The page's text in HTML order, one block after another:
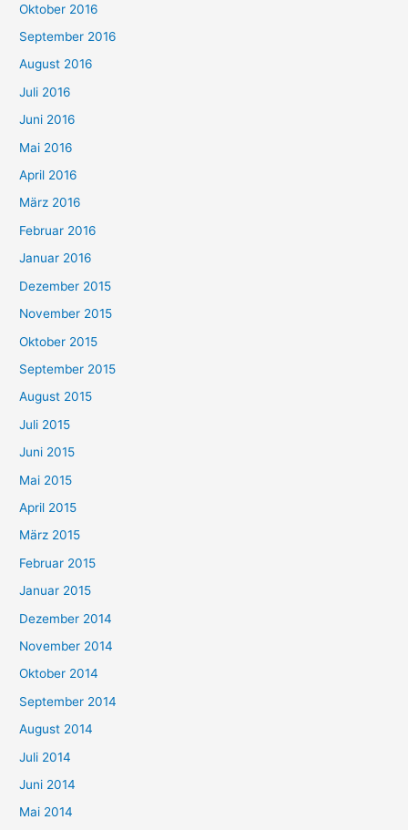
Oktober 2016
September 2016
August 2016
Juli 2016
Juni 2016
Mai 2016
April 2016
März 2016
Februar 2016
Januar 2016
Dezember 2015
November 2015
Oktober 2015
September 2015
August 2015
Juli 2015
Juni 2015
Mai 2015
April 2015
März 2015
Februar 2015
Januar 2015
Dezember 2014
November 2014
Oktober 2014
September 2014
August 2014
Juli 2014
Juni 2014
Mai 2014